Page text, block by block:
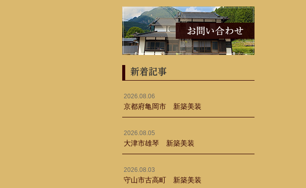
新着記事
2026.08.06
京都府亀岡市 新築美装
2026.08.05
大津市雄琴 新築美装
2026.08.03
守山市古高町 新築美装